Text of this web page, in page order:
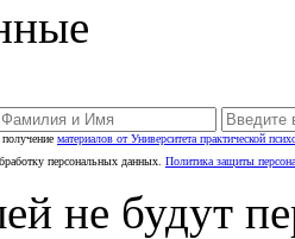
материалов от Университета практической
персональных данных. Политика защиты
не будут